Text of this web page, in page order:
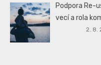
Podpora Re-
vecí a rola
2. 8.